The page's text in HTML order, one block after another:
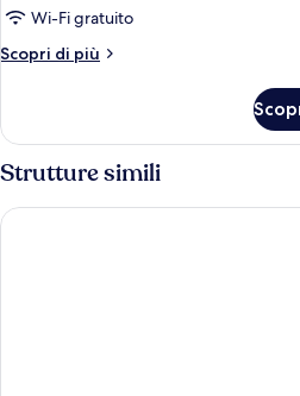
Wi-Fi gratuito
Scopri di più
Altri
Strutture simili
PLAZA Premium Timmendorfer